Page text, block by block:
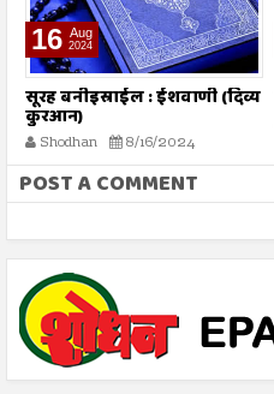
16 Aug
2024
सूरह बनीइस्राईल : ईशवाणी (दिव्य
कुरआन)
Shodhan 8/16/2024
POST A COMMENT